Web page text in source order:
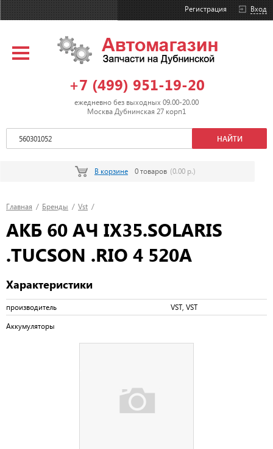
Вход
Регистрация
+7 (499) 951-19-20
ежедневно без выходных 09.00-20.00
Москва Дубнинская 27 корп1
В корзине 0 товаров (0.00 р.)
Главная / Бренды / Vst /
АКБ 60 АЧ IX35.SOLARIS
.TUCSON .RIO 4 520A
Характеристики
производитель VST, VST
Аккумуляторы